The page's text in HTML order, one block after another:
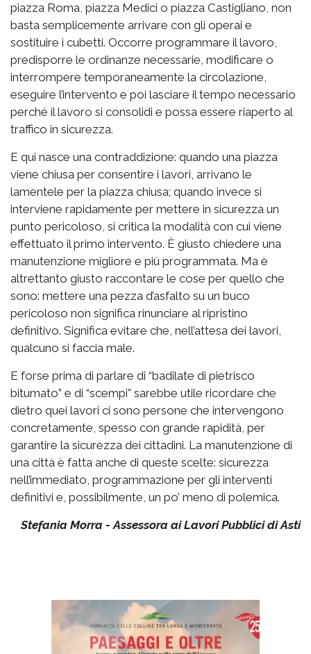
piazza Roma, piazza Medici o piazza Castigliano, non
basta semplicemente arrivare con gli operai e
sostituire i cubetti. Occorre programmare il lavoro,
predisporre le ordinanze necessarie, modificare o
interrompere temporaneamente la circolazione,
eseguire l’intervento e poi lasciare il tempo necessario
perché il lavoro si consolidi e possa essere riaperto al
traffico in sicurezza.
E qui nasce una contraddizione: quando una piazza
viene chiusa per consentire i lavori, arrivano le
lamentele per la piazza chiusa; quando invece si
interviene rapidamente per mettere in sicurezza un
punto pericoloso, si critica la modalità con cui viene
effettuato il primo intervento. È giusto chiedere una
manutenzione migliore e più programmata. Ma è
altrettanto giusto raccontare le cose per quello che
sono: mettere una pezza d’asfalto su un buco
pericoloso non significa rinunciare al ripristino
definitivo. Significa evitare che, nell’attesa dei lavori,
qualcuno si faccia male.
E forse prima di parlare di “badilate di pietrisco
bitumato” e di “scempi” sarebbe utile ricordare che
dietro quei lavori ci sono persone che intervengono
concretamente, spesso con grande rapidità, per
garantire la sicurezza dei cittadini. La manutenzione di
una città è fatta anche di queste scelte: sicurezza
nell’immediato, programmazione per gli interventi
definitivi e, possibilmente, un po’ meno di polemica.
Stefania Morra - Assessora ai Lavori Pubblici di Asti